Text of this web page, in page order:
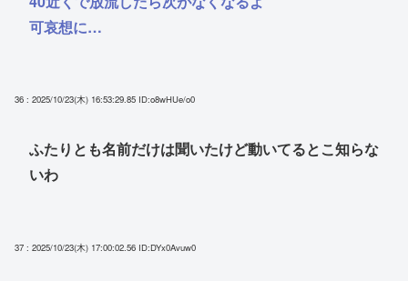
可哀想に…
36 : 2025/10/23(木) 16:53:29.85 ID:o8wHUe/o0
ふたりとも名前だけは聞いたけど動いてるとこ知らな
いわ
37 : 2025/10/23(木) 17:00:02.56 ID:DYx0Avuw0